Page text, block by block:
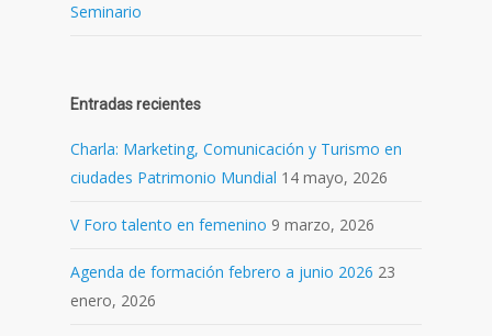
Seminario
Entradas recientes
Charla: Marketing, Comunicación y Turismo en
ciudades Patrimonio Mundial 14 mayo, 2026
V Foro talento en femenino 9 marzo, 2026
Agenda de formación febrero a junio 2026 23
enero, 2026